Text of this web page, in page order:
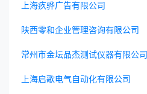
上海疚骅广告有限公司
陕西零和企业管理咨询有限公司
常州市金坛品杰测试仪器有限公司
上海启歌电气自动化有限公司